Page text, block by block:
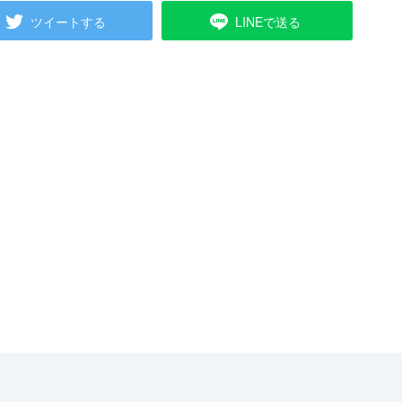
ツイートする LINEで送る